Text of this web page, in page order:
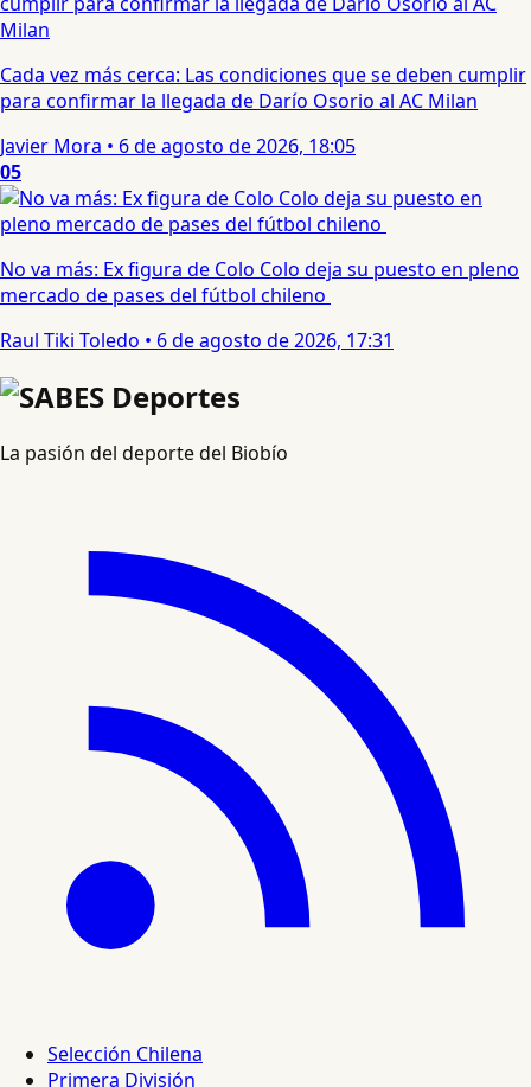
Cada vez más cerca: Las condiciones que se deben cumplir
para confirmar la llegada de Darío Osorio al AC Milan
Javier Mora • 6 de agosto de 2026, 18:05
05
No va más: Ex figura de Colo Colo deja su puesto en pleno
mercado de pases del fútbol chileno
Raul Tiki Toledo • 6 de agosto de 2026, 17:31
La pasión del deporte del Biobío
Selección Chilena
Primera División